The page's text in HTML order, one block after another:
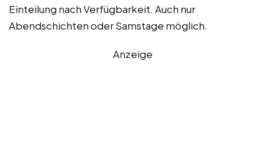
Einteilung nach Verfügbarkeit. Auch nur
Abendschichten oder Samstage möglich.
Anzeige